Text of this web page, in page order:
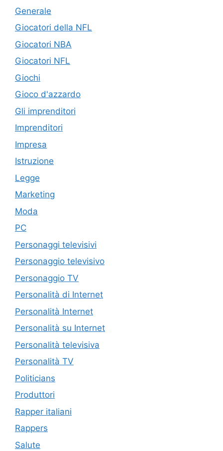
Generale
Giocatori della NFL
Giocatori NBA
Giocatori NFL
Giochi
Gioco d'azzardo
Gli imprenditori
Imprenditori
Impresa
Istruzione
Legge
Marketing
Moda
PC
Personaggi televisivi
Personaggio televisivo
Personaggio TV
Personalità di Internet
Personalità Internet
Personalità su Internet
Personalità televisiva
Personalità TV
Politicians
Produttori
Rapper italiani
Rappers
Salute